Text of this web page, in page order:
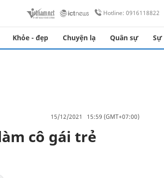
Hotline: 0916118822
Khỏe - đẹp Chuyện lạ Quân sự Sự
15/12/2021 15:59 (GMT+07:00)
cô gái trẻ